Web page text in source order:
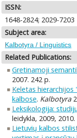
ISSN:
1648-2824; 2029-7203
Subject area:
Kalbotyra / Linguistics
Related Publications:
Gretinamoji
2007. 242 p.
Keletas
kalbose. Kalbotyra
Leksikologija:
leidykla, 2009, 2010.
Lietuvių kalbos